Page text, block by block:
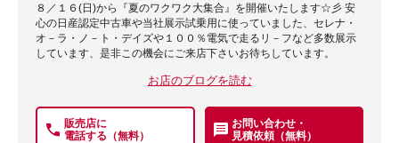
８／１６(日)から『夏のワクワク大集合』を開催いたします☆彡 安
心の日産認定中古車や当社展示試乗用に使っていました、セレナ・
オ－ラ・ノ－ト・デイズや１００％電気で走るリ－フなど多数展示
しています、是非この機会にご来店下さいお待ちしています。
お店のブログを読む
販売店に
電話する（無料）
お問い合わせ・
見積依頼（無料）